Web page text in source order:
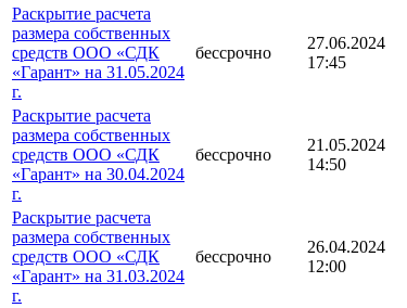
Раскрытие расчета
размера собственных
средств ООО «СДК
«Гарант» на 31.05.2024
г.
бессрочно
27.06.2024
17:45
Раскрытие расчета
размера собственных
средств ООО «СДК
«Гарант» на 30.04.2024
г.
бессрочно
21.05.2024
14:50
Раскрытие расчета
размера собственных
средств ООО «СДК
«Гарант» на 31.03.2024
г.
бессрочно
26.04.2024
12:00